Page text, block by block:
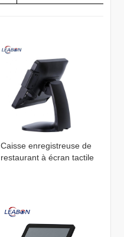
Caisse enregistreuse de
restaurant à écran tactile